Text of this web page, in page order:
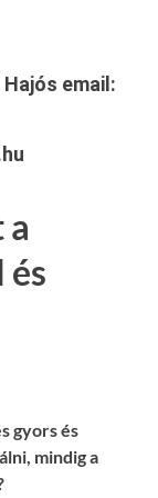
email:
a
és
gyors és
mindig a